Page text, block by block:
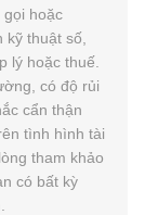
gọi hoặc
thuật số,
lý hoặc thuế.
có độ rủi
cẩn thận
tình hình tài
tham khảo
có bất kỳ